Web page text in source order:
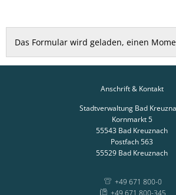
Feedback
Das Formular wird geladen, einen
Anschrift & Kontakt
Stadtverwaltung Bad
Kornmarkt 5
55543 Bad Kreuznach
Postfach 563
55529 Bad Kreuznach
+49 671 800-0
+49 671 800-345